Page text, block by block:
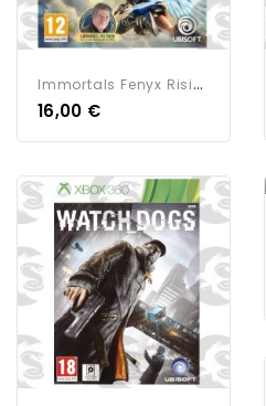
I
Mmortals Fenyx Rising |...
16,00 €